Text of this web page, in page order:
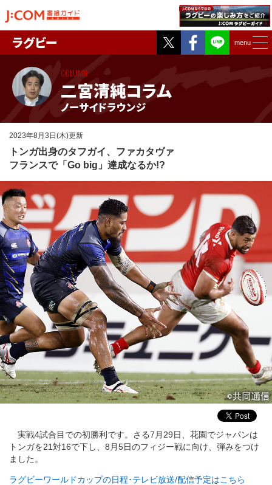
Twitter
Facebook
menu
ラグビー
二宮清純コラム
ノーサイドラウンジ
COLUMN
2023年8月3日(木)更新
トンガ出身のタフガイ、ファカタヴァ
フランスで「Go big」達成なるか!?
実戦4試合目での初勝利です。さる7月29日、花園でジャパンは
トンガを21対16で下し、8月5日のフィジー戦に向け、弾みをつけ
ました。
ラグビーワールドカップの日程･テレビ放送/配信予定はこちら